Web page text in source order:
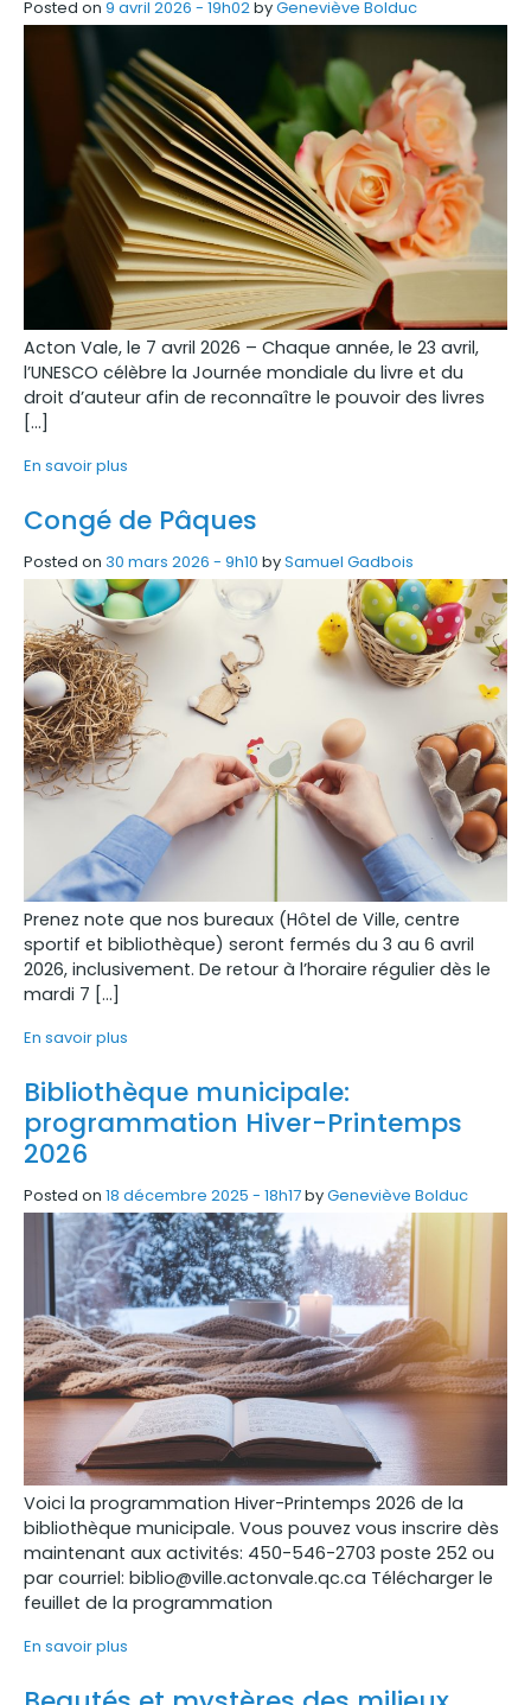
Posted on 9 avril 2026 - 19h02byGeneviève Bolduc
Acton Vale, le 7 avril 2026 – Chaque année, le 23 avril,
l’UNESCO célèbre la Journée mondiale du livre et du
droit d’auteur afin de reconnaître le pouvoir des livres
[…]
En savoir plus
Congé de Pâques
Posted on 30 mars 2026 - 9h10 bySamuel Gadbois
Prenez note que nos bureaux (Hôtel de Ville, centre
sportif et bibliothèque) seront fermés du 3 au 6 avril
2026, inclusivement. De retour à l’horaire régulier dès le
mardi 7 […]
En savoir plus
Bibliothèque municipale:
programmation Hiver-Printemps
2026
Posted on 18 décembre 2025 - 18h17byGeneviève Bolduc
Voici la programmation Hiver-Printemps 2026 de la
bibliothèque municipale. Vous pouvez vous inscrire dès
maintenant aux activités: 450-546-2703 poste 252 ou
par courriel: biblio@ville.actonvale.qc.ca Télécharger le
feuillet de la programmation
En savoir plus